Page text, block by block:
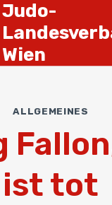
Judo-
Wien
ALLGEMEINES
ist tot